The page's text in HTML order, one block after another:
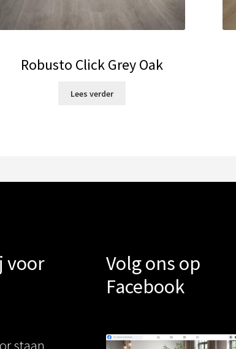
Robusto Click Grey Oak
Lees verder
voor
staan
Volg ons op
Facebook